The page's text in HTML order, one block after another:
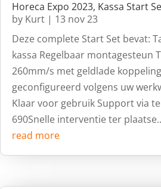
Horeca Expo 2023, Kassa Start
by Kurt | 13 nov 23
Deze complete Start Set bevat:
kassa Regelbaar montagesteun
260mm/s met geldlade
geconfigureerd volgens uw
Klaar voor gebruik Support via
690Snelle interventie ter
read more